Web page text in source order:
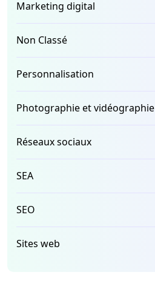
Marketing digital
Non Classé
Personnalisation
Photographie et vidéographie
Réseaux sociaux
SEA
SEO
Sites web